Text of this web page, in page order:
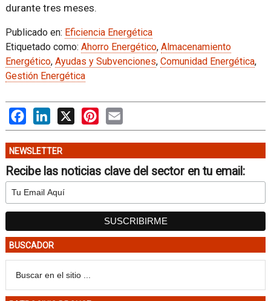
durante tres meses.
Publicado en: Eficiencia Energética
Etiquetado como: Ahorro Energético, Almacenamiento
Energético, Ayudas y Subvenciones, Comunidad Energética,
Gestión Energética
FacebookLinkedIn
X PinterestEmail
NEWSLETTER
Recibe las noticias clave del sector en tu email:
BUSCADOR